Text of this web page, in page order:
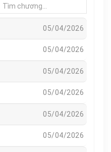
05/04/2026
05/04/2026
05/04/2026
05/04/2026
05/04/2026
05/04/2026